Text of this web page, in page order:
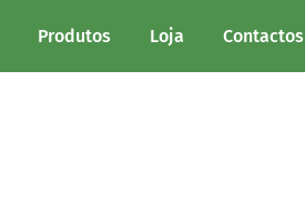
Produtos Loja Contactos